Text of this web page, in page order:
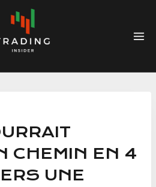
CHEMIN EN 4
UNE